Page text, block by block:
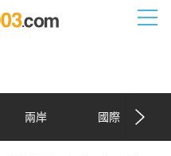
兩岸 國際